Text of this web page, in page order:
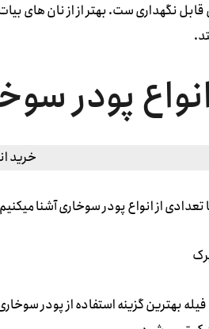
قابل نگهداری ست. بهتر از از نان
پودر
تعدادی از انواع پودر سوخاری آشنا میکنیم
بهترین گزینه استفاده از پودر